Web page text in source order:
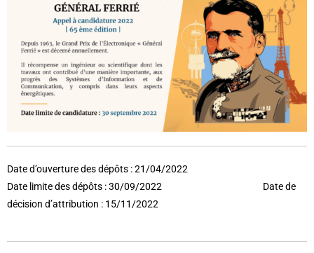
Date d’ouverture des dépôts : 21/04/2022
Date limite des dépôts : 30/09/2022 Date de
décision d’attribution : 15/11/2022